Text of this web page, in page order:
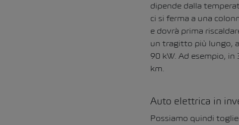
dipende dalla
ci si ferma a una
e dovrà prima
un tragitto più lungo,
90 kW. Ad esempio,
km.
Auto elettrica in
Possiamo quindi